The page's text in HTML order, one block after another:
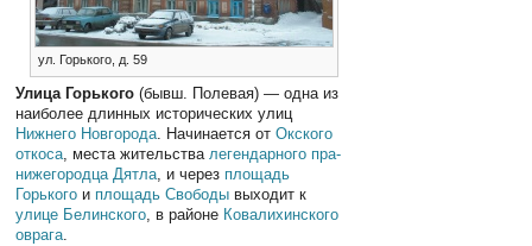
ул. Горького, д. 59
Улица Горького (бывш. Полевая) — одна из
наиболее длинных исторических улиц
Нижнего Новгорода. Начинается отОкского
откоса, места жительствалегендарного пра-
нижегородца Дятла, и через площадь
Горького и площадь Свободы выходит к
улице Белинского, в районе Ковалихинского
оврага.